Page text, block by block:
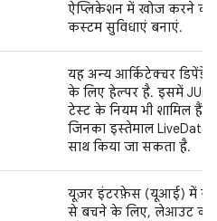
ऐप्लिकेशन में खोज करने की
कस्टम सुविधाएं बनाएं.
यह अन्य आर्किटेक्चर
के लिए हेल्पर है. इसमें JUnit
टेस्ट के नियम भी शामिल हैं,
जिनका इस्तेमाल LiveData
साथ किया जा सकता है.
यूज़र इंटरफ़ेस (यूआई) में
से बचने के लिए, लेआउट को